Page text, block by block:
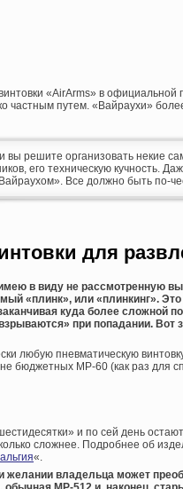
«AirArms» в официальной
частным путем. «Вайраухи»
вы решите организовать некие
его техническую кучность.
Все должно быть по-
для
в виду не рассмотренную
«плинк», или «плинкинг». Это
куда более сложной
при попадании.
любую пневматическую
бюджетных МР-60 (как раз для
и по сей день
сложнее. Подробнее об
«.
желании владельца может